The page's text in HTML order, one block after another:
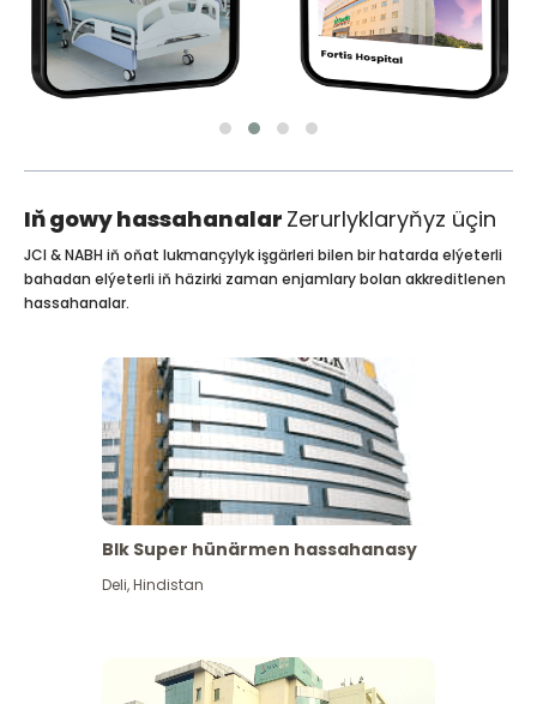
Iň gowy hassahanalar Zerurlyklaryňyz üçin
JCI & NABH iň oňat lukmançylyk işgärleri bilen bir hatarda elýeterli
bahadan elýeterli iň häzirki zaman enjamlary bolan akkreditlenen
hassahanalar.
Blk Super hünärmen hassahanasy
Deli,Hindistan